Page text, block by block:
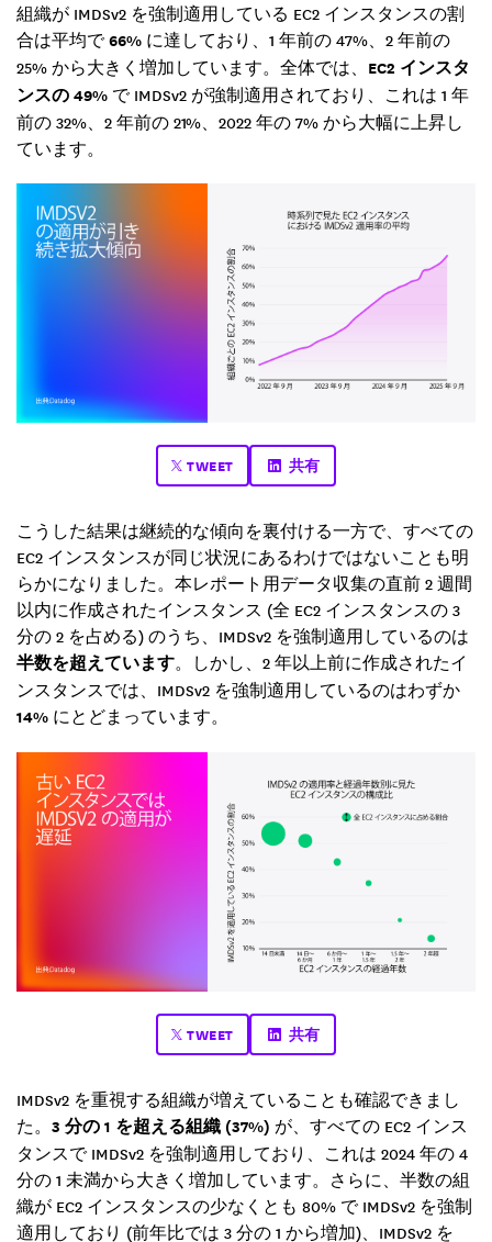
組織が IMDSv2 を強制適用している EC2 インスタンスの割
合は平均で66% に達しており、1 年前の 47%、2 年前の
25% から大きく増加しています。全体では、 EC2 インスタ
ンスの 49% で IMDSv2 が強制適用されており、これは 1 年
前の 32%、2 年前の 21%、2022 年の 7% から大幅に上昇し
ています。
TWEET 共有
こうした結果は継続的な傾向を裏付ける一方で、すべての
EC2 インスタンスが同じ状況にあるわけではないことも明
らかになりました。本レポート用データ収集の直前 2 週間
以内に作成されたインスタンス (全 EC2 インスタンスの 3
分の 2 を占める) のうち、IMDSv2 を強制適用しているのは
半数を超えています。しかし、2 年以上前に作成されたイ
ンスタンスでは、IMDSv2 を強制適用しているのはわずか
14% にとどまっています。
TWEET 共有
IMDSv2 を重視する組織が増えていることも確認できまし
た。 3 分の 1 を超える組織 (37%) が、すべての EC2 インス
タンスで IMDSv2 を強制適用しており、これは 2024 年の 4
分の 1 未満から大きく増加しています。さらに、半数の組
織が EC2 インスタンスの少なくとも 80% で IMDSv2 を強制
適用しており (前年比では 3 分の 1 から増加)、IMDSv2 を